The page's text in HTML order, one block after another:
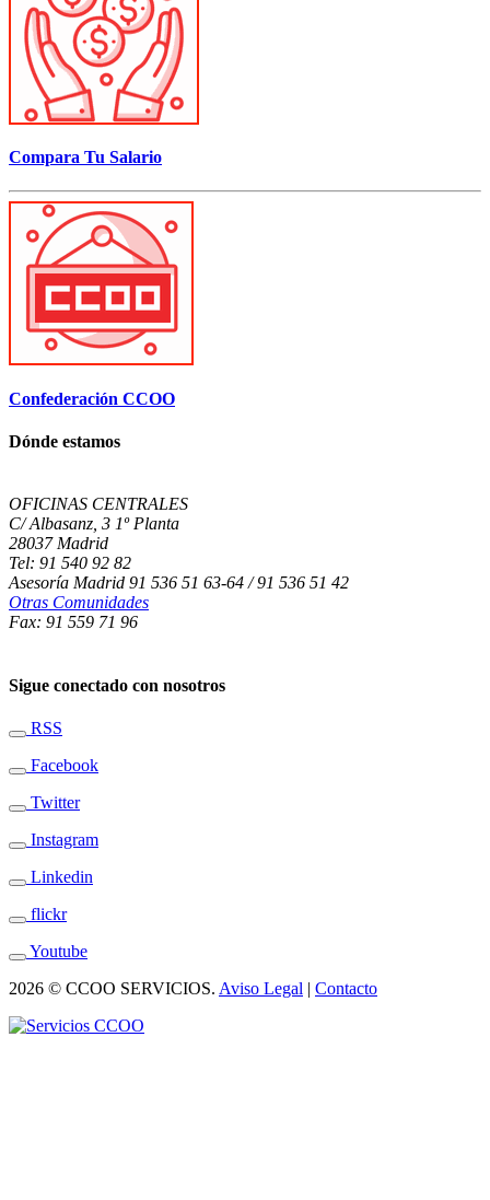
Compara Tu Salario
Confederación CCOO
Dónde estamos
OFICINAS CENTRALES
C/ Albasanz, 3 1º Planta
28037 Madrid
Tel: 91 540 92 82
Asesoría Madrid 91 536 51 63-64 / 91 536 51 42
Otras Comunidades
Fax: 91 559 71 96
Sigue conectado con nosotros
RSS
Facebook
Twitter
Instagram
Linkedin
flickr
Youtube
2026 © CCOO SERVICIOS. Aviso Legal | Contacto